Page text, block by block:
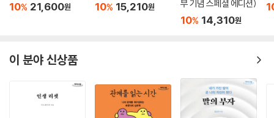
10% 21,600원 10% 15,210원
부 기념 스페셜 에디션)
10% 14,310원
이 분야 신상품